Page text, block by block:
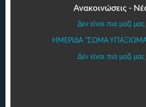
Ανακοινώσεις -
Δεν είναι πια μαζί μας
ΗΜΕΡΙΔΑ "ΣΩΜΑ
Δεν είναι πια μαζί μας